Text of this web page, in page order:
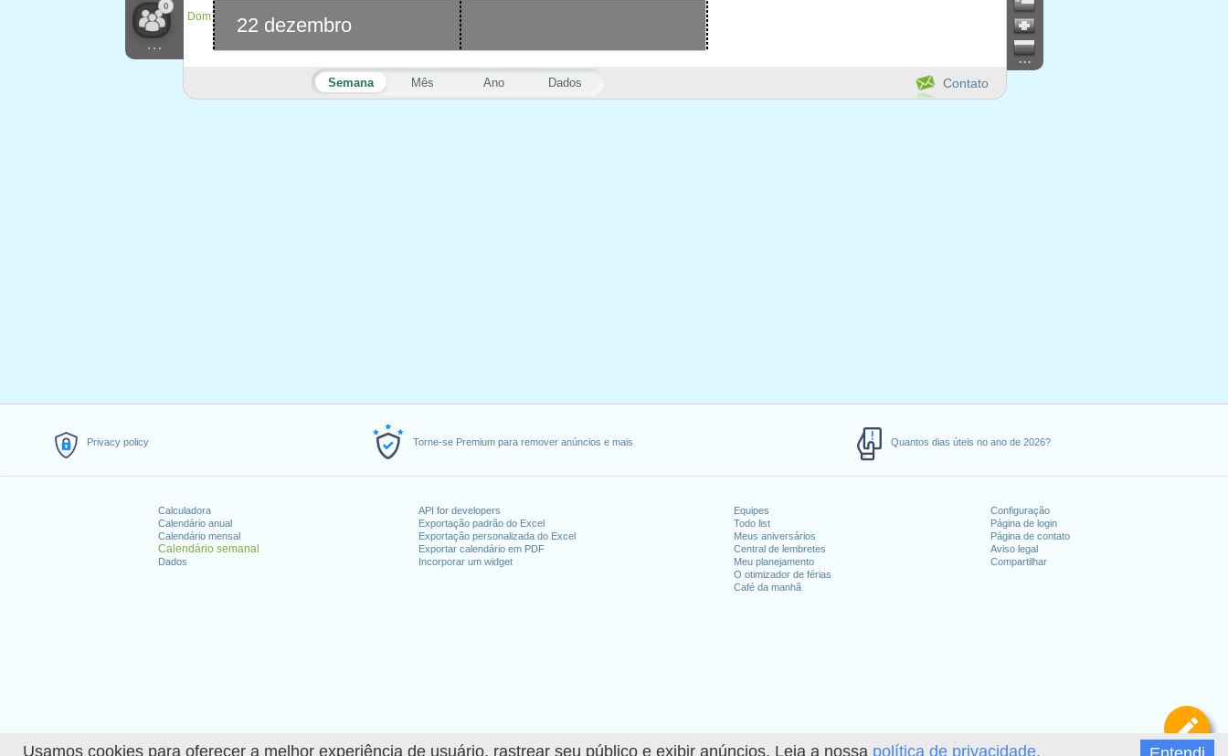
Usamos cookies para oferecer a melhor experiência de usuário, rastrear seu público e exibir anúncios. Leia a nossa política de privacidade.
Privacy policy Torne-se Premium para remover anúncios e mais Quantos dias úteis no ano de 2026?
Calculadora
Calendário anual
Calendário mensal
Calendário semanal
Dados
API for developers
Exportação padrão do Excel
Exportação personalizada do Excel
Exportar calendário em PDF
Incorporar um widget
Equipes
Todo list
Meus aniversários
Central de lembretes
Meu planejamento
O otimizador de férias
Café da manhã
Configuração
Página de login
Página de contato
Aviso legal
Compartilhar
0
...
...
Contato
Semana Mês Ano Dados
Dom 22 dezembro